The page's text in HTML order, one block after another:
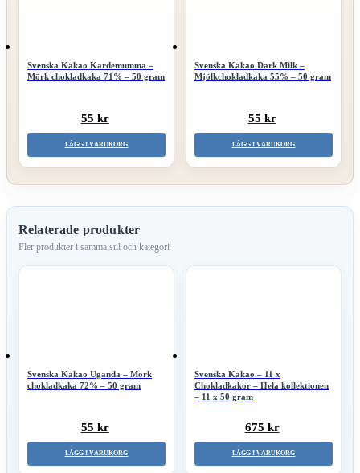
Svenska Kakao Kardemumma –
Mörk chokladkaka 71% – 50 gram
55 kr
LÄGG I VARUKORG
Svenska Kakao Dark Milk –
Mjölkchokladkaka 55% – 50 gram
55 kr
LÄGG I VARUKORG
Relaterade produkter
Svenska Kakao Uganda – Mörk
chokladkaka 72% – 50 gram
55 kr
LÄGG I VARUKORG
Svenska Kakao – 11 x
Chokladkakor – Hela kollektionen
– 11 x 50 gram
675 kr
LÄGG I VARUKORG